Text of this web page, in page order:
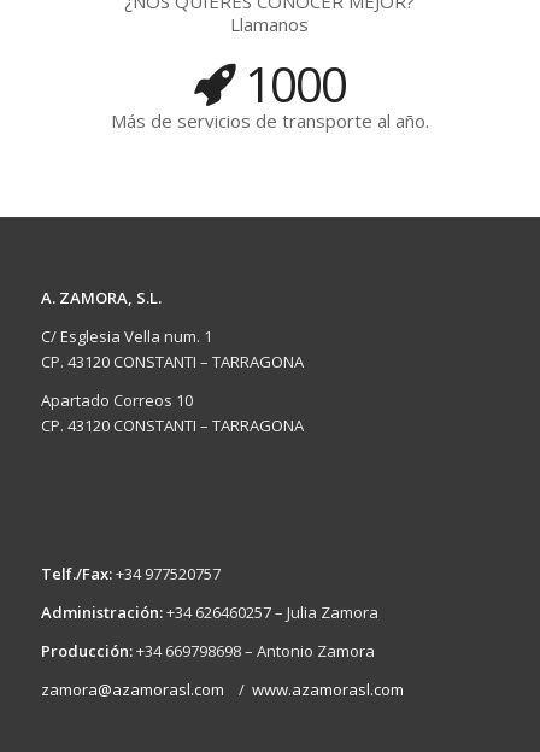
Llamanos
1000
Más de servicios de transporte al año.
A. ZAMORA, S.L.
C/ Esglesia Vella num. 1
CP. 43120 CONSTANTI – TARRAGONA
Apartado Correos 10
CP. 43120 CONSTANTI – TARRAGONA
Telf./Fax:+34 977520757
Administración:+34 626460257 – Julia Zamora
Producción:+34 669798698 – Antonio Zamora
zamora@azamorasl.com / www.azamorasl.com